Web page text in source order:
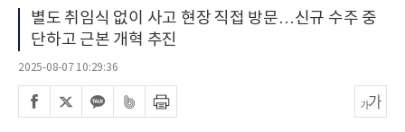
별도 취임식 없이 사고 현장 직접 방문…신규 수주 중
단하고 근본 개혁 추진
2025-08-07 10:29:36